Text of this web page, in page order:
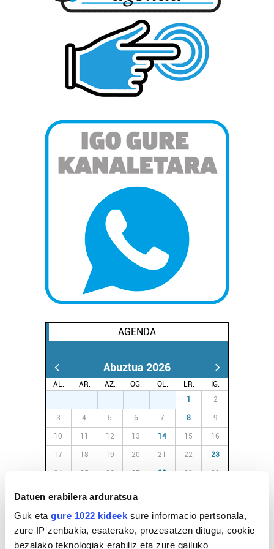
Datuen erabilera arduratsua
Guk eta gure 1022 kideek sure informacio pertsonala,
zure IP zenbakia, esaterako, prozesatzen ditugu, cookie
bezalako teknologiak erabiliz eta zure gailuko
AGENDA
Abuztua 2026
AL. AR. AZ. OG. OL. LR.
IG.
1 2
3 4 5 6 7 8 9
10 11 12 13 14 15 16
17 18 19 20 21 22 23
24 25 26 27 28 29 30
EGURALDIA